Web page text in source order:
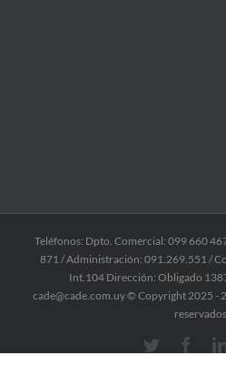
Teléfonos: Dpto. Comercial: 099 660
871 / Administración: 091.269.551 /
Int.104 Dirección: Obligado
cade@cade.com.uy © Copyright 2025 -
Twitter